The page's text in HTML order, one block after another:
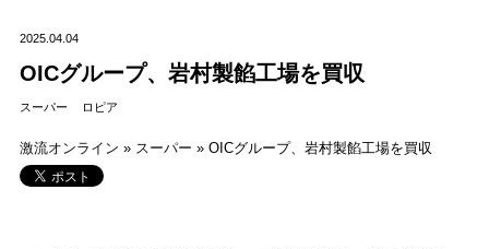
2025.04.04
OICグループ、岩村製餡工場を買収
スーパー ロピア
激流オンライン » スーパー » OICグループ、岩村製餡工場を買収